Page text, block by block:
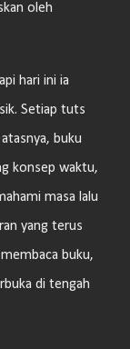
oleh
hari ini ia
Setiap tuts
buku
konsep waktu,
masa lalu
yang terus
buku,
di tengah